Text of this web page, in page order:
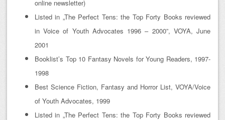
online newsletter)
Listed in „The Perfect Tens: the Top Forty Books reviewed
in Voice of Youth Advocates 1996 – 2000”, VOYA, June
2001
Booklist’s Top 10 Fantasy Novels for Young Readers, 1997-
1998
Best Science Fiction, Fantasy and Horror List, VOYA/Voice
of Youth Advocates, 1999
Listed in „The Perfect Tens: the Top Forty Books reviewed